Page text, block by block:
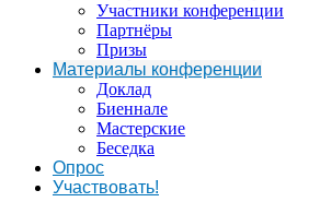
Участники конференции
Партнёры
Призы
Материалы конференции
Доклад
Биеннале
Мастерские
Беседка
Опрос
Участвовать!